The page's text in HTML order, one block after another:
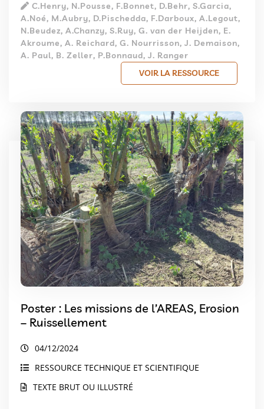
C.Henry, N.Pousse, F.Bonnet, D.Behr, S.Garcia,
A.Noé, M.Aubry, D.Pischedda, F.Darboux, A.Legout,
N.Beudez, A.Chanzy, S.Ruy, G. van der Heijden, E.
Akroume, A. Reichard, G. Nourrisson, J. Demaison,
A. Paul, B. Zeller, P.Bonnaud, J. Ranger
VOIR LA RESSOURCE
Poster : Les missions de l’AREAS, Erosion
– Ruissellement
04/12/2024
RESSOURCE TECHNIQUE ET SCIENTIFIQUE
TEXTE BRUT OU ILLUSTRÉ